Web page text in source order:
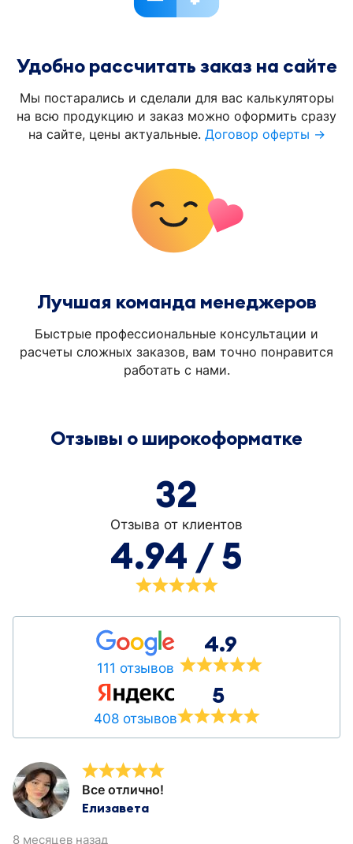
Удобно рассчитать заказ на сайте
Мы постарались и сделали для вас калькуляторы
на всю продукцию и заказ можно оформить сразу
на сайте, цены актуальные. Договор оферты →
Лучшая команда менеджеров
Быстрые профессиональные консультации и
расчеты сложных заказов, вам точно понравится
работать с нами.
Отзывы о широкоформатке
32
Отзыва от клиентов
4.94 / 5
111 отзывов
4.9
408 отзывов
5
Все отлично!
Елизавета
8 месяцев назад